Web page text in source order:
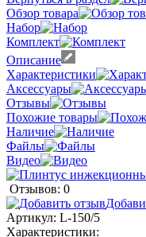
Обзор товара
Набор
Комплект
Описание
Характеристики
Аксессуары
Отзывы
Похожие товары
Наличие
Файлы
Видео
Отзывов: 0
Артикул: L-150/5
Характеристики: